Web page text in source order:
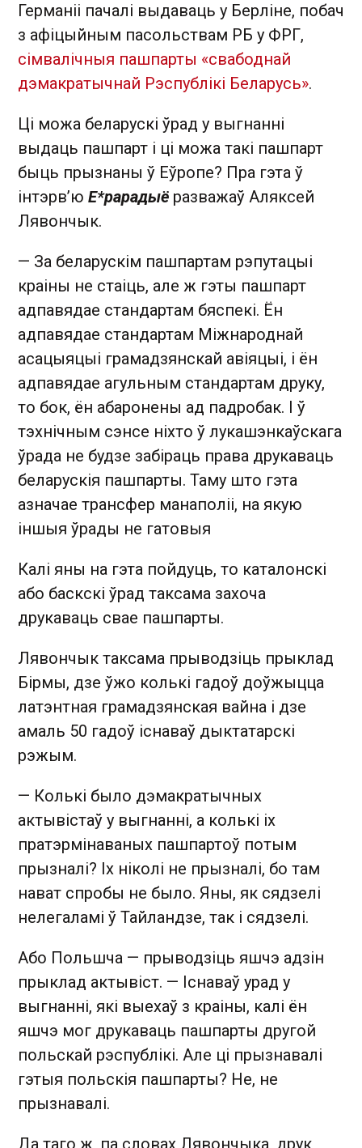
Германіі пачалі выдаваць у Берліне, побач
з афіцыйным пасольствам РБ у ФРГ,
сімвалічныя пашпарты «свабоднай
дэмакратычнай Рэспублікі Беларусь».
Ці можа беларускі ўрад у выгнанні
выдаць пашпарт і ці можа такі пашпарт
быць прызнаны ў Еўропе? Пра гэта ў
інтэрв’ю Е*рарадыё разважаў Аляксей
Лявончык.
— За беларускім пашпартам рэпутацыі
краіны не стаіць, але ж гэты пашпарт
адпавядае стандартам бяспекі. Ён
адпавядае стандартам Міжнароднай
асацыяцыі грамадзянскай авіяцыі, і ён
адпавядае агульным стандартам друку,
то бок, ён абаронены ад падробак. І ў
тэхнічным сэнсе ніхто ў лукашэнкаўскага
ўрада не будзе забіраць права друкаваць
беларускія пашпарты. Таму што гэта
азначае трансфер манаполіі, на якую
іншыя ўрады не гатовыя
Калі яны на гэта пойдуць, то каталонскі
або баскскі ўрад таксама захоча
друкаваць свае пашпарты.
Лявончык таксама прыводзіць прыклад
Бірмы, дзе ўжо колькі гадоў доўжыцца
латэнтная грамадзянская вайна і дзе
амаль 50 гадоў існаваў дыктатарскі
рэжым.
— Колькі было дэмакратычных
актывістаў у выгнанні, а колькі іх
пратэрмінаваных пашпартоў потым
прызналі? Іх ніколі не прызналі, бо там
нават спробы не было. Яны, як сядзелі
нелегаламі ў Тайландзе, так і сядзелі.
Або Польшча — прыводзіць яшчэ адзін
прыклад актывіст. — Існаваў урад у
выгнанні, які выехаў з краіны, калі ён
яшчэ мог друкаваць пашпарты другой
польскай рэспублікі. Але ці прызнавалі
гэтыя польскія пашпарты? Не, не
прызнавалі.
Да таго ж, па словах Лявончыка, друк